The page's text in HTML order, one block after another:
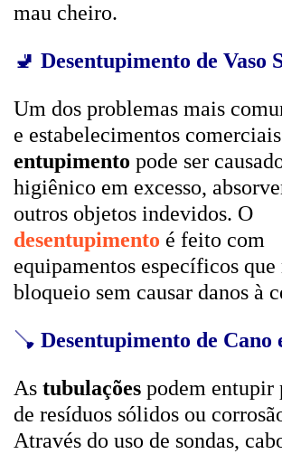
mau cheiro.
🚽 Desentupimento de Vaso
Um dos problemas mais
e estabelecimentos
entupimento pode ser
higiênico em excesso,
outros objetos indevidos. O
desentupimento é feito com
equipamentos específicos
bloqueio sem causar danos à
🪠 Desentupimento de Cano
As tubulações podem entupir
de resíduos sólidos ou
Através do uso de sondas,